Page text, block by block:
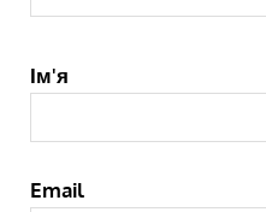
Ім'я
Email